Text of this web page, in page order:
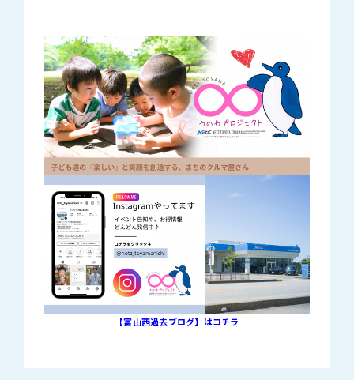
【富山西過去ブログ】はコチラ